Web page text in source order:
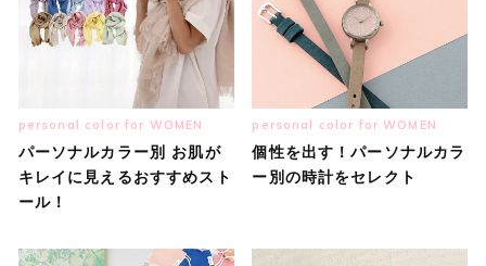
personal color for WOMEN
パーソナルカラー別 お肌が
キレイに見えるおすすめスト
ール！
personal color for WOMEN
個性を出す！パーソナルカラ
ー別の時計をセレクト